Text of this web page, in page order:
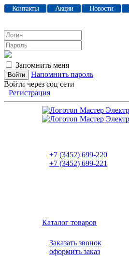
Контакты Акции Новости
Запомнить меня
Напомнить пароль
Войти через соц сети
Регистрация
+7 (3452) 699-220
+7 (3452) 699-221
Каталог товаров
Заказать звонок
оформить заказ